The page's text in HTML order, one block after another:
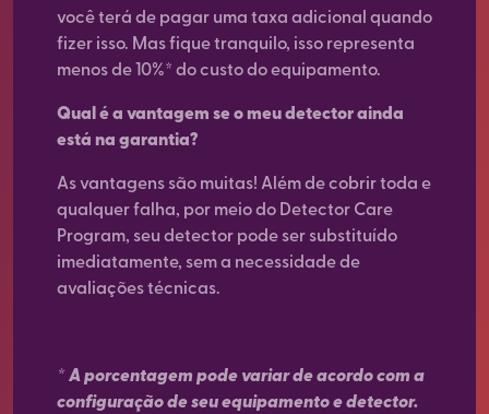
você terá de pagar uma taxa adicional quando
fizer isso. Mas fique tranquilo, isso representa
menos de 10%* do custo do equipamento.
Qual é a vantagem se o meu detector ainda
está na garantia?
As vantagens são muitas! Além de cobrir toda e
qualquer falha, por meio do Detector Care
Program, seu detector pode ser substituído
imediatamente, sem a necessidade de
avaliações técnicas.
* A porcentagem pode variar de acordo com a
configuração de seu equipamento e detector.